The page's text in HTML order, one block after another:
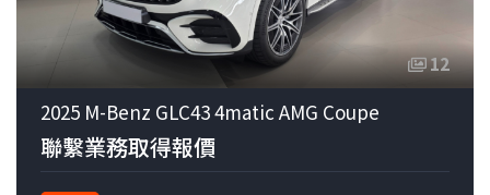
12
2025 M-Benz GLC43 4matic AMG Coupe
聯繫業務取得報價